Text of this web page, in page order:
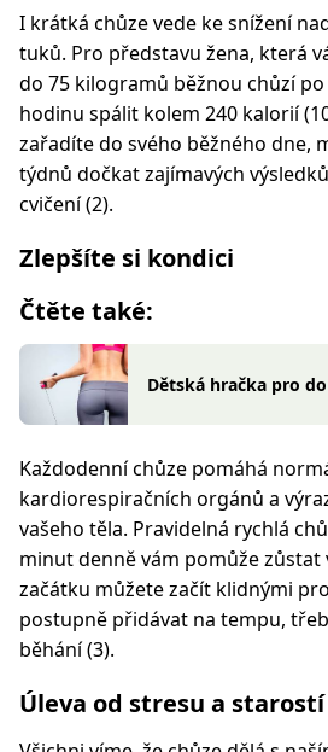
I krátká chůze vede ke snížení
tuků. Pro představu žena, která
do 75 kilogramů běžnou chůzí
hodinu spálit kolem 240 kalorií
zařadíte do svého běžného dne,
týdnů dočkat zajímavých
cvičení (2).
Zlepšíte si kondici
Čtěte také:
Dětská hračka pro
Každodenní chůze pomáhá
kardiorespiračních orgánů a
vašeho těla. Pravidelná rychlá
minut denně vám pomůže zůstat
začátku můžete začít klidnými
postupně přidávat na tempu,
běhání (3).
Úleva od stresu a starostí